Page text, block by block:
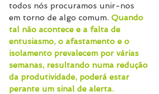
todos nós procuramos unir-nos
em torno de algo comum. Quando
tal não acontece e a falta de
entusiasmo, o afastamento e o
isolamento prevalecem por várias
semanas, resultando numa redução
da produtividade, poderá estar
perante um sinal de alerta.